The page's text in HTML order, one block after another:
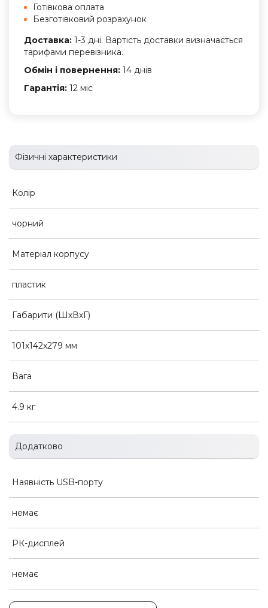
Готівкова оплата
Безготівковий розрахунок
Доставка: 1-3 дні. Вартість доставки визначається
тарифами перевізника.
Обмін і повернення: 14 днів
Гарантія: 12 міс
Фізичні характеристики
Колір
чорний
Матеріал корпусу
пластик
Габарити (ШхВхГ)
101х142х279 мм
Вага
4.9 кг
Додатково
Наявність USB-порту
немає
РК-дисплей
немає